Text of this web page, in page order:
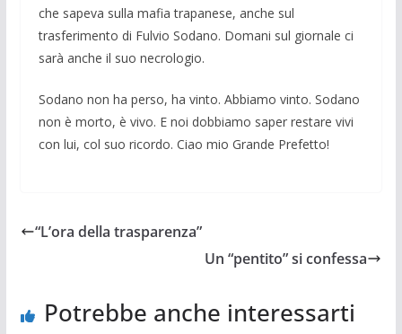
che sapeva sulla mafia trapa­nese, anche sul
trasferimento di Fulvio So­dano. Domani sul giornale ci
sarà anche il suo necrologio.
Sodano non ha perso, ha vinto. Abbiamo vinto. Sodano
non è morto, è vivo. E noi dobbiamo saper restare vivi
con lui, col suo ricordo. Ciao mio Grande Prefetto!
“L’ora della trasparenza”
Un “pentito” si confessa
Potrebbe anche interessarti